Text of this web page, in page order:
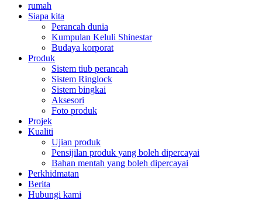
rumah
Siapa kita
Perancah dunia
Kumpulan Keluli Shinestar
Budaya korporat
Produk
Sistem tiub perancah
Sistem Ringlock
Sistem bingkai
Aksesori
Foto produk
Projek
Kualiti
Ujian produk
Pensijilan produk yang boleh dipercayai
Bahan mentah yang boleh dipercayai
Perkhidmatan
Berita
Hubungi kami